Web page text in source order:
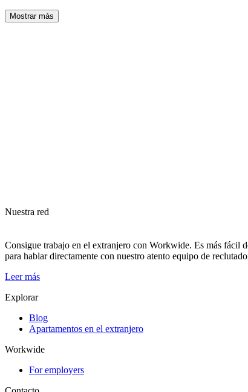
Mostrar más
Nuestra red
Consigue trabajo en el extranjero con Workwide. Es más fácil
para hablar directamente con nuestro atento equipo de
Leer más
Explorar
Blog
Apartamentos en el extranjero
Workwide
For employers